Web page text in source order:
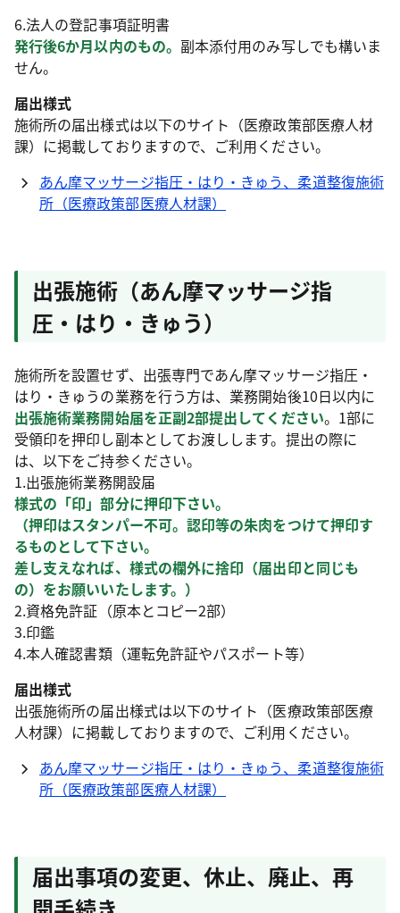
6.法人の登記事項証明書
発行後6か月以内のもの。 副本添付用のみ写しでも構いま
せん。
届出様式
施術所の届出様式は以下のサイト（医療政策部医療人材
課）に掲載しておりますので、ご利用ください。
あん摩マッサージ指圧・はり・きゅう、柔道整復施術
所（医療政策部医療人材課）
出張施術（あん摩マッサージ指
圧・はり・きゅう）
施術所を設置せず、出張専門であん摩マッサージ指圧・
はり・きゅうの業務を行う方は、業務開始後10日以内に
出張施術業務開始届を正副2部提出してください。1部に
受領印を押印し副本としてお渡しします。提出の際に
は、以下をご持参ください。
1.出張施術業務開設届
様式の「印」部分に押印下さい。
（押印はスタンパー不可。認印等の朱肉をつけて押印す
るものとして下さい。
差し支えなれば、様式の欄外に捨印（届出印と同じも
の）をお願いいたします。）
2.資格免許証（原本とコピー2部）
3.印鑑
4.本人確認書類（運転免許証やパスポート等）
届出様式
出張施術所の届出様式は以下のサイト（医療政策部医療
人材課）に掲載しておりますので、ご利用ください。
あん摩マッサージ指圧・はり・きゅう、柔道整復施術
所（医療政策部医療人材課）
届出事項の変更、休止、廃止、再